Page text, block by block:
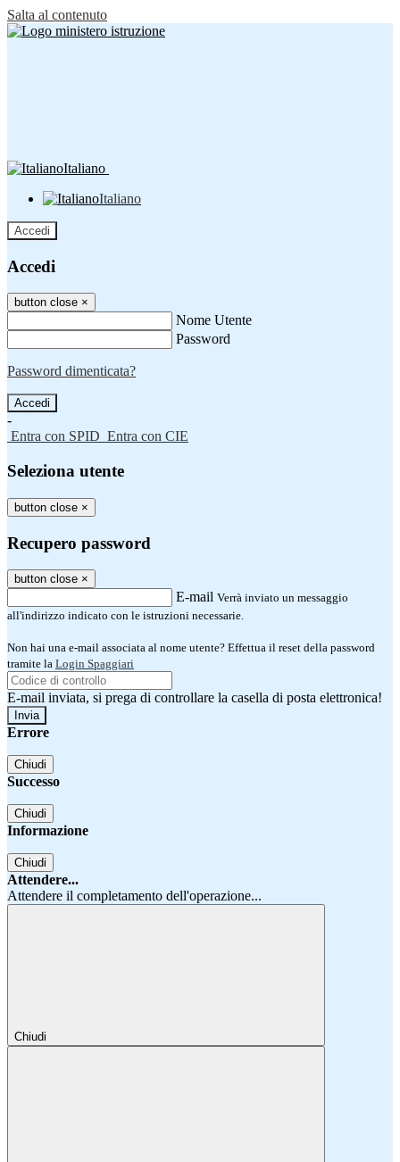
Salta al contenuto
Italiano
Italiano
Accedi
Accedi
button close ×
Nome Utente
Password
Password dimenticata?
-
Entra con SPID Entra con CIE
Seleziona utente
button close ×
Recupero password
button close ×
E-mail Verrà inviato un messaggio
all'indirizzo indicato con le istruzioni necessarie.
Non hai una e-mail associata al nome utente? Effettua il reset della password
tramite la Login Spaggiari
E-mail inviata, si prega di controllare la casella di posta elettronica!
Errore
Chiudi
Successo
Chiudi
Informazione
Chiudi
Attendere...
Attendere il completamento dell'operazione...
Chiudi